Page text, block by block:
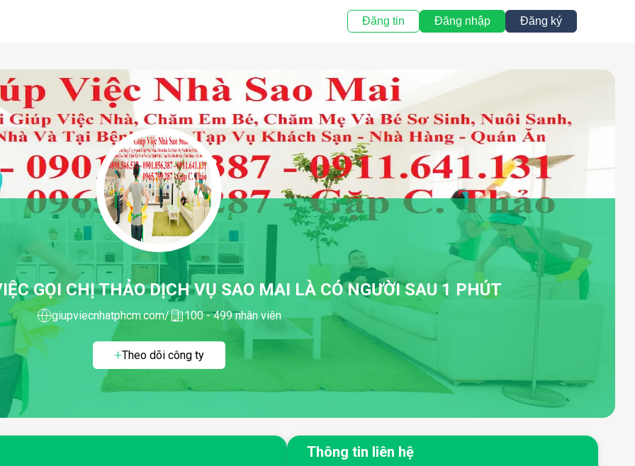
Đăng tin Đăng nhập Đăng ký
GỌI CHỊ THẢO DỊCH VỤ SAO MAI LÀ CÓ NGƯỜI SAU 1 PHÚT
giupviecnhatphcm.com/ 100 - 499 nhân viên
Theo dõi công ty
Thông tin liên hệ